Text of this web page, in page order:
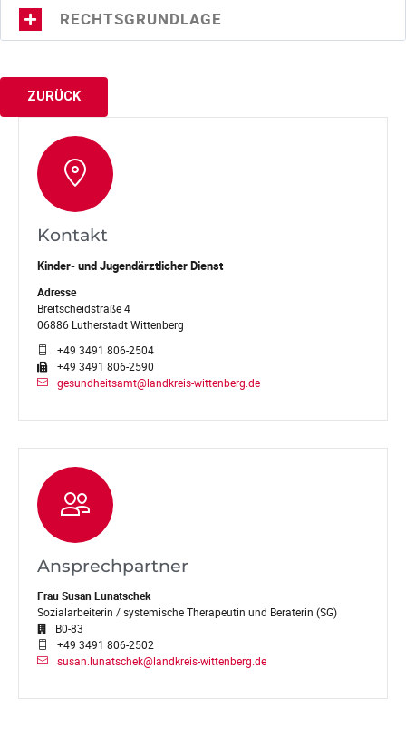
RECHTSGRUNDLAGE
ZURÜCK
Kontakt
Kinder- und Jugendärztlicher Dienst
Adresse
Breitscheidstraße 4
06886 Lutherstadt Wittenberg
+49 3491 806-2504
+49 3491 806-2590
gesundheitsamt@landkreis-wittenberg.de
Ansprechpartner
Frau Susan Lunatschek
Sozialarbeiterin / systemische Therapeutin und Beraterin (SG)
B0-83
+49 3491 806-2502
susan.lunatschek@landkreis-wittenberg.de